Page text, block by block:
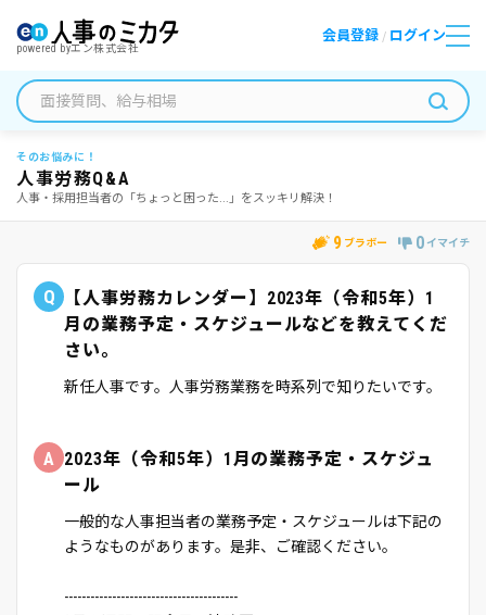
powered byエン株式会社
会員登録 / ログイン
そのお悩みに！
人事労務Q&A
人事・採用担当者の「ちょっと困った...」をスッキリ解決！
9 ブラボー 0 イマイチ
Q
【人事労務カレンダー】2023年（令和5年）1
月の業務予定・スケジュールなどを教えてくだ
さい。
新任人事です。人事労務業務を時系列で知りたいです。
A 2023年（令和5年）1月の業務予定・スケジュ
ール
一般的な人事担当者の業務予定・スケジュールは下記の
ようなものがあります。是非、ご確認ください。
----------------------------------------